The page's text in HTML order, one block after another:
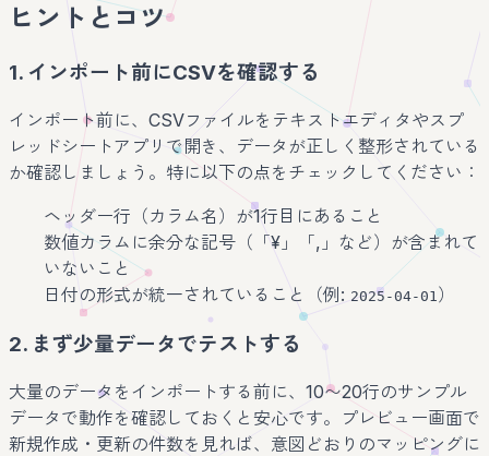
ヒントとコツ
1. インポート前にCSVを確認する
インポート前に、CSVファイルをテキストエディタやスプ
レッドシートアプリで開き、データが正しく整形されている
か確認しましょう。特に以下の点をチェックしてください：
ヘッダー行（カラム名）が1行目にあること
数値カラムに余分な記号（「¥」「,」など）が含まれて
いないこと
日付の形式が統一されていること（例: 2025-04-01）
2. まず少量データでテストする
大量のデータをインポートする前に、10〜20行のサンプル
データで動作を確認しておくと安心です。プレビュー画面で
新規作成・更新の件数を見れば、意図どおりのマッピングに